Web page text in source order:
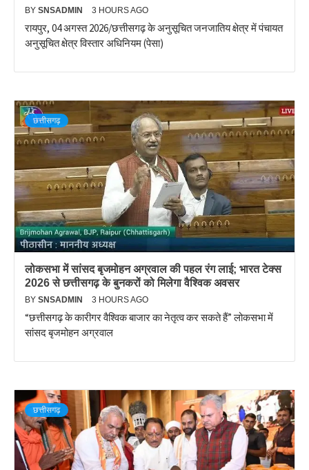
BY SNSADMIN 3 HOURS AGO
रायपुर, 04 अगस्त 2026/छत्तीसगढ़ के अनुसूचित जनजातिय क्षेत्र में पंचायत
अनुसूचित क्षेत्र विस्तार अधिनियम (पेसा)
छत्तीसगढ़
लोकसभा में सांसद बृजमोहन अग्रवाल की पहल रंग लाई; भारत टेक्स
2026 से छत्तीसगढ़ के बुनकरों को मिलेगा वैश्विक अवसर
BY SNSADMIN 3 HOURS AGO
“छत्तीसगढ़ के कारीगर वैश्विक बाजार का नेतृत्व कर सकते हैं” लोकसभा में
सांसद बृजमोहन अग्रवाल
छत्तीसगढ़